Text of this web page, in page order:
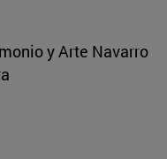
y Arte Navarro